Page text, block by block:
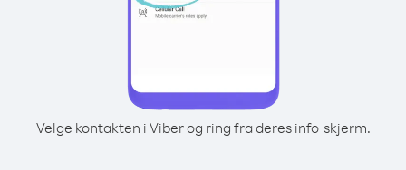
Velge kontakten i Viber og ring fra deres info-skjerm.